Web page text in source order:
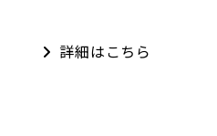
詳細はこちら